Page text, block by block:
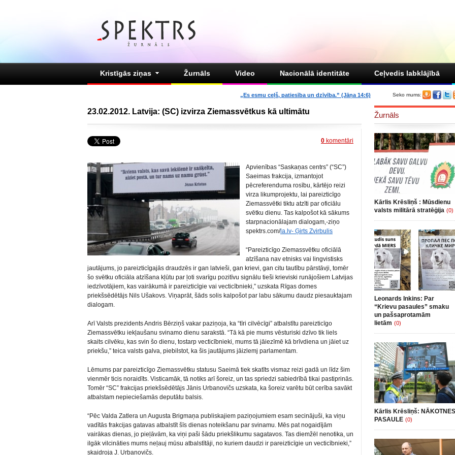
Kristīgās ziņas Žurnāls Video Nacionālā identitāte Ceļvedis labklājībā
Seko mums:
„Es esmu ceļš, patiesība un dzīvība.” (Jāņa 14:6)
23.02.2012. Latvija: (SC) izvirza Ziemassvētkus kā ultimātu
0 komentāri
Apvienības “Saskaņas centrs” (“SC”)
Saeimas frakcija, izmantojot
pēcreferenduma rosību, kārtējo reizi
virza likumprojektu, lai pareizticīgo
Ziemassvētki tiktu atzīti par oficiālu
svētku dienu. Tas kalpošot kā sākums
starpnacionālajam dialogam,-ziņo
spektrs.com/la.lv- Ģirts Zvirbulis
“Pareizticīgo Ziemassvētku oficiālā
atzīšana nav etnisks vai lingvistisks
jautājums, jo pareizticīgajās draudzēs ir gan latvieši, gan krievi, gan citu tautību pārstāvji, tomēr
šo svētku oficiāla atzīšana kļūtu par ļoti svarīgu pozitīvu signālu tieši krieviski runājošiem Latvijas
iedzīvotājiem, kas vairākumā ir pareizticīgie vai vecticībnieki,” uzskata Rīgas domes
priekšsēdētājs Nils Ušakovs. Viņaprāt, šāds solis kalpošot par labu sākumu daudz piesauktajam
dialogam.
Arī Valsts prezidents Andris Bērziņš vakar paziņoja, ka “tīri cilvēcīgi” atbalstītu pareizticīgo
Ziemassvētku iekļaušanu svinamo dienu sarakstā. “Tā kā pie mums vēsturiski dzīvo tik liels
skaits cilvēku, kas svin šo dienu, tostarp vecticībnieki, mums tā jāiezīmē kā brīvdiena un jāiet uz
priekšu,” teica valsts galva, piebilstot, ka šis jautājums jāizlemj parlamentam.
Lēmums par pareizticīgo Ziemassvētku statusu Saeimā tiek skatīts vismaz reizi gadā un līdz šim
vienmēr ticis noraidīts. Visticamāk, tā notiks arī šoreiz, un tas spriedzi sabiedrībā tikai pastiprinās.
Tomēr “SC” frakcijas priekšsēdētājs Jānis Urbanovičs uzskata, ka šoreiz varētu būt cerība savākt
atbalstam nepieciešamās deputātu balsis.
“Pēc Valda Zatlera un Augusta Brigmaņa publiskajiem paziņojumiem esam secinājuši, ka viņu
vadītās frakcijas gatavas atbalstīt šīs dienas noteikšanu par svinamu. Mēs pat nogaidījām
vairākas dienas, jo pieļāvām, ka viņi paši šādu priekšlikumu sagatavos. Tas diemžēl nenotika, un
ilgāk vilcināties mums neļauj mūsu atbalstītāji, no kuriem daudzi ir pareizticīgie un vecticībnieki,”
skaidroja J. Urbanovičs.
Žurnāls
Kārlis Krēsliņš : Mūsdienu
valsts militārā stratēģija (0)
Leonards Inkins: Par
“Krievu pasaules” smaku
un pašsaprotamām
lietām (0)
Kārlis Krēsliņš: NĀKOTNES
PASAULE (0)